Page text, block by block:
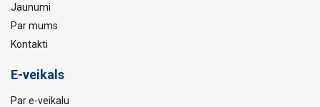
Jaunumi
Par mums
Kontakti
E-veikals
Par e-veikalu